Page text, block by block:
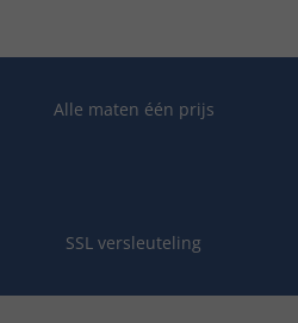
Alle maten één prijs
SSL versleuteling